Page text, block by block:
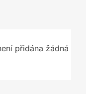
přidána žádná